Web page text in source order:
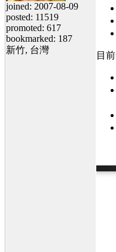
joined: 2007-08-09
posted: 11519
promoted: 617
bookmarked: 187
新竹, 台灣
目